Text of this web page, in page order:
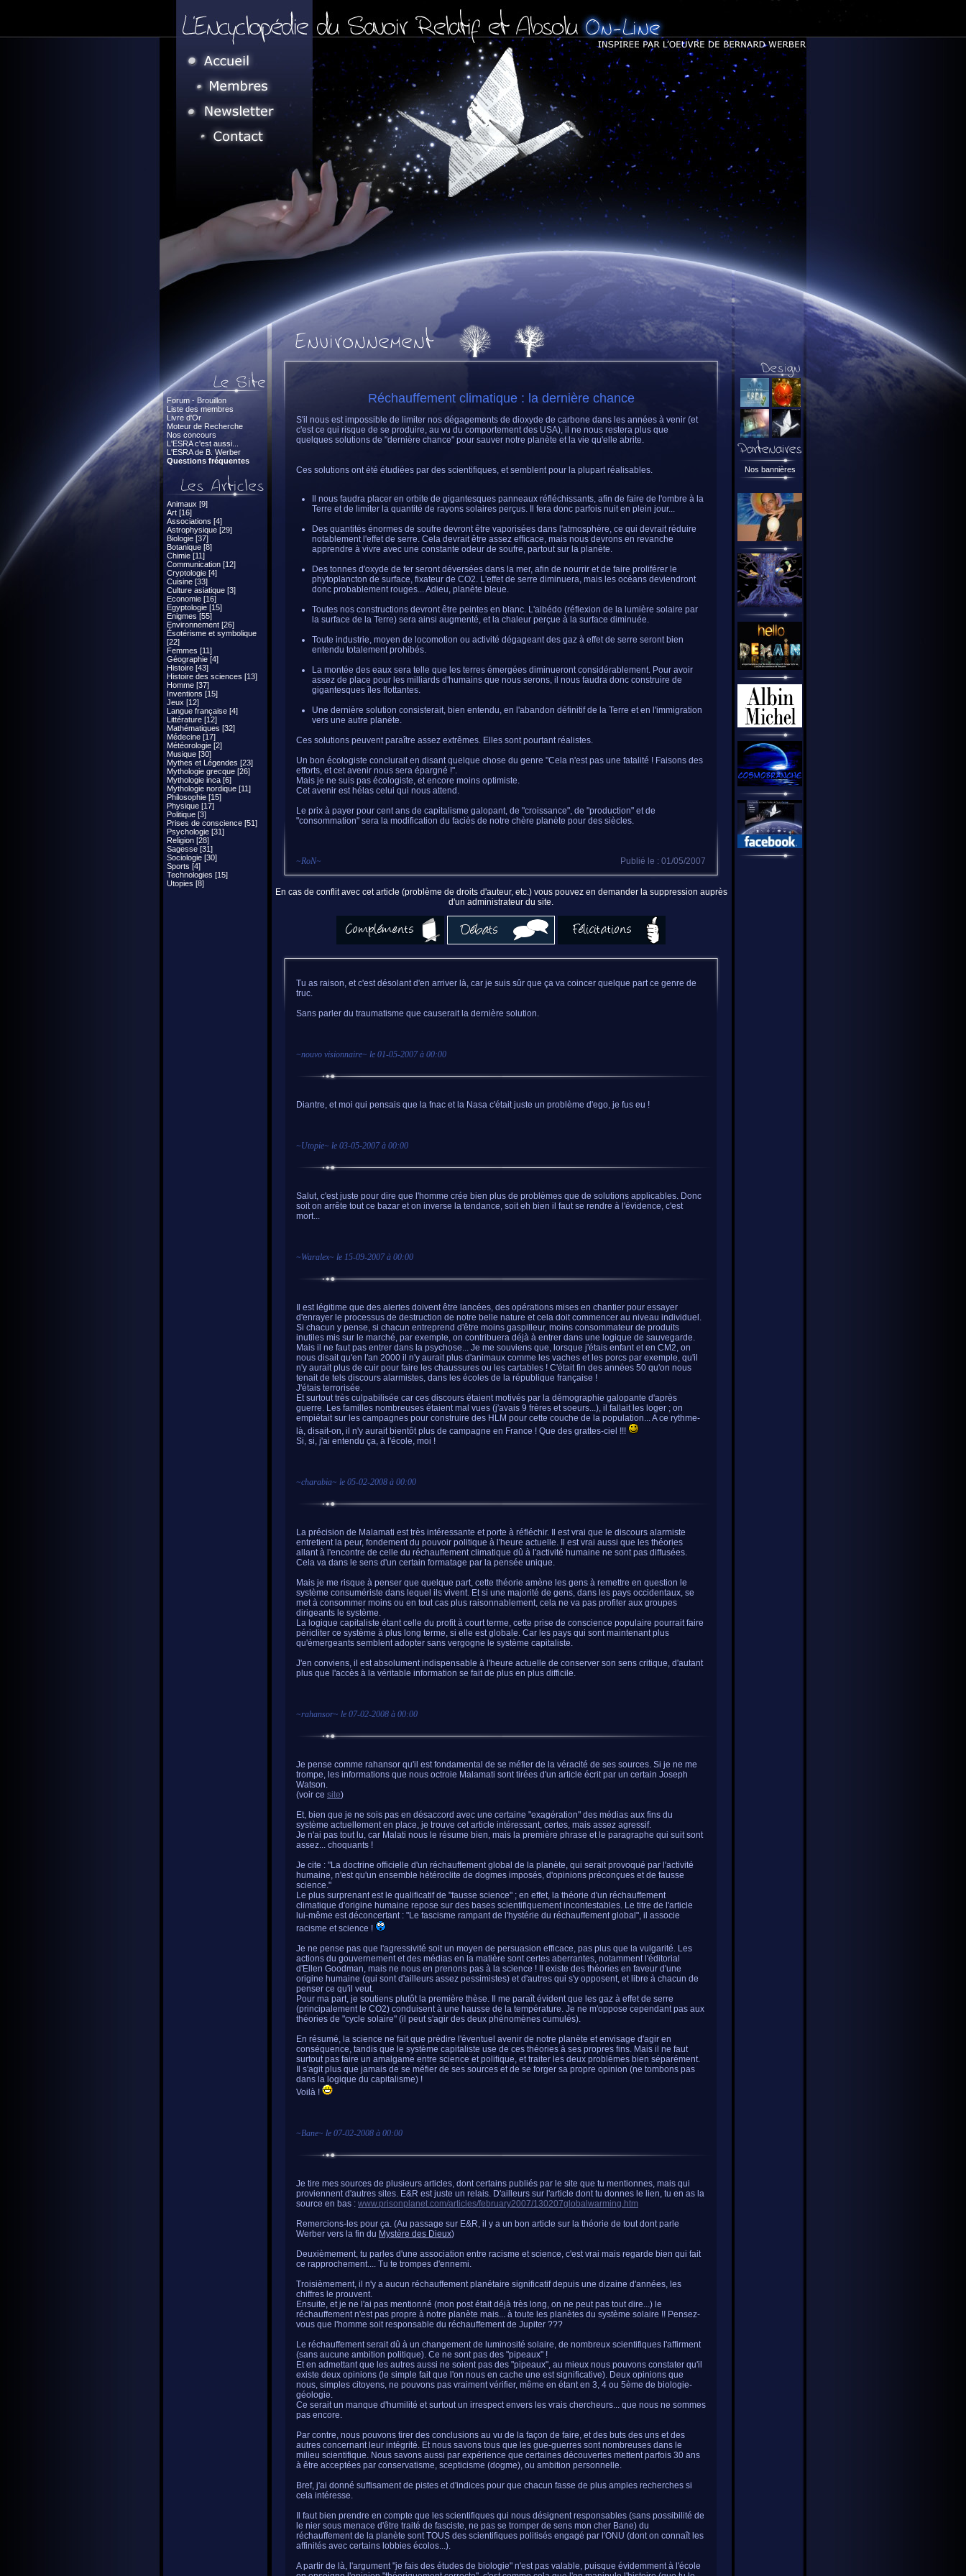
Forum - Brouillon
Liste des membres
Livre d'Or
Moteur de Recherche
Nos concours
L'ESRA c'est aussi...
L'ESRA de B. Werber
Questions fréquentes
Animaux [9]
Art [16]
Associations [4]
Astrophysique [29]
Biologie [37]
Botanique [8]
Chimie [11]
Communication [12]
Cryptologie [4]
Cuisine [33]
Culture asiatique [3]
Economie [16]
Egyptologie [15]
Enigmes [55]
Environnement [26]
Ésotérisme et symbolique
[22]
Femmes [11]
Géographie [4]
Histoire [43]
Histoire des sciences [13]
Homme [37]
Inventions [15]
Jeux [12]
Langue française [4]
Littérature [12]
Mathématiques [32]
Médecine [17]
Météorologie [2]
Musique [30]
Mythes et Légendes [23]
Mythologie grecque [26]
Mythologie inca [6]
Mythologie nordique [11]
Philosophie [15]
Physique [17]
Politique [3]
Prises de conscience [51]
Psychologie [31]
Religion [28]
Sagesse [31]
Sociologie [30]
Sports [4]
Technologies [15]
Utopies [8]
Réchauffement climatique : la dernière chance
S'il nous est impossible de limiter nos dégagements de dioxyde de carbone dans les années à venir (et
c'est ce qui risque de se produire, au vu du comportement des USA), il ne nous restera plus que
quelques solutions de "dernière chance" pour sauver notre planète et la vie qu'elle abrite.
Ces solutions ont été étudiées par des scientifiques, et semblent pour la plupart réalisables.
Il nous faudra placer en orbite de gigantesques panneaux réfléchissants, afin de faire de l'ombre à la
Terre et de limiter la quantité de rayons solaires perçus. Il fera donc parfois nuit en plein jour...
Des quantités énormes de soufre devront être vaporisées dans l'atmosphère, ce qui devrait réduire
notablement l'effet de serre. Cela devrait être assez efficace, mais nous devrons en revanche
apprendre à vivre avec une constante odeur de soufre, partout sur la planète.
Des tonnes d'oxyde de fer seront déversées dans la mer, afin de nourrir et de faire proliférer le
phytoplancton de surface, fixateur de CO2. L'effet de serre diminuera, mais les océans deviendront
donc probablement rouges... Adieu, planète bleue.
Toutes nos constructions devront être peintes en blanc. L'albédo (réflexion de la lumière solaire par
la surface de la Terre) sera ainsi augmenté, et la chaleur perçue à la surface diminuée.
Toute industrie, moyen de locomotion ou activité dégageant des gaz à effet de serre seront bien
entendu totalement prohibés.
La montée des eaux sera telle que les terres émergées diminueront considérablement. Pour avoir
assez de place pour les milliards d'humains que nous serons, il nous faudra donc construire de
gigantesques îles flottantes.
Une dernière solution consisterait, bien entendu, en l'abandon définitif de la Terre et en l'immigration
vers une autre planète.
Ces solutions peuvent paraître assez extrêmes. Elles sont pourtant réalistes.
Un bon écologiste conclurait en disant quelque chose du genre "Cela n'est pas une fatalité ! Faisons des
efforts, et cet avenir nous sera épargné !".
Mais je ne suis pas écologiste, et encore moins optimiste.
Cet avenir est hélas celui qui nous attend.
Le prix à payer pour cent ans de capitalisme galopant, de "croissance", de "production" et de
"consommation" sera la modification du faciès de notre chère planète pour des siècles.
~RoN~ Publié le : 01/05/2007
En cas de conflit avec cet article (problème de droits d'auteur, etc.) vous pouvez en demander la suppression auprès
d'un administrateur du site.
Tu as raison, et c'est désolant d'en arriver là, car je suis sûr que ça va coincer quelque part ce genre de
truc.
Sans parler du traumatisme que causerait la dernière solution.
~nouvo visionnaire~ le 01-05-2007 à 00:00
Diantre, et moi qui pensais que la fnac et la Nasa c'était juste un problème d'ego, je fus eu !
~Utopie~ le 03-05-2007 à 00:00
Salut, c'est juste pour dire que l'homme crée bien plus de problèmes que de solutions applicables. Donc
soit on arrête tout ce bazar et on inverse la tendance, soit eh bien il faut se rendre à l'évidence, c'est
mort...
~Waralex~ le 15-09-2007 à 00:00
Il est légitime que des alertes doivent être lancées, des opérations mises en chantier pour essayer
d'enrayer le processus de destruction de notre belle nature et cela doit commencer au niveau individuel.
Si chacun y pense, si chacun entreprend d'être moins gaspilleur, moins consommateur de produits
inutiles mis sur le marché, par exemple, on contribuera déjà à entrer dans une logique de sauvegarde.
Mais il ne faut pas entrer dans la psychose... Je me souviens que, lorsque j'étais enfant et en CM2, on
nous disait qu'en l'an 2000 il n'y aurait plus d'animaux comme les vaches et les porcs par exemple, qu'il
n'y aurait plus de cuir pour faire les chaussures ou les cartables ! C'était fin des années 50 qu'on nous
tenait de tels discours alarmistes, dans les écoles de la république française !
J'étais terrorisée.
Et surtout très culpabilisée car ces discours étaient motivés par la démographie galopante d'après
guerre. Les familles nombreuses étaient mal vues (j'avais 9 frères et soeurs...), il fallait les loger ; on
empiétait sur les campagnes pour construire des HLM pour cette couche de la population... A ce rythme-
là, disait-on, il n'y aurait bientôt plus de campagne en France ! Que des grattes-ciel !!!
Si, si, j'ai entendu ça, à l'école, moi !
~charabia~ le 05-02-2008 à 00:00
La précision de Malamati est très intéressante et porte à réfléchir. Il est vrai que le discours alarmiste
entretient la peur, fondement du pouvoir politique à l'heure actuelle. Il est vrai aussi que les théories
allant à l'encontre de celle du réchauffement climatique dû à l'activité humaine ne sont pas diffusées.
Cela va dans le sens d'un certain formatage par la pensée unique.
Mais je me risque à penser que quelque part, cette théorie amène les gens à remettre en question le
système consumériste dans lequel ils vivent. Et si une majorité de gens, dans les pays occidentaux, se
met à consommer moins ou en tout cas plus raisonnablement, cela ne va pas profiter aux groupes
dirigeants le système.
La logique capitaliste étant celle du profit à court terme, cette prise de conscience populaire pourrait faire
péricliter ce système à plus long terme, si elle est globale. Car les pays qui sont maintenant plus
qu'émergeants semblent adopter sans vergogne le système capitaliste.
J'en conviens, il est absolument indispensable à l'heure actuelle de conserver son sens critique, d'autant
plus que l'accès à la véritable information se fait de plus en plus difficile.
~rahansor~ le 07-02-2008 à 00:00
Je pense comme rahansor qu'il est fondamental de se méfier de la véracité de ses sources. Si je ne me
trompe, les informations que nous octroie Malamati sont tirées d'un article écrit par un certain Joseph
Watson.
(voir ce site)
Et, bien que je ne sois pas en désaccord avec une certaine "exagération" des médias aux fins du
système actuellement en place, je trouve cet article intéressant, certes, mais assez agressif.
Je n'ai pas tout lu, car Malati nous le résume bien, mais la première phrase et le paragraphe qui suit sont
assez... choquants !
Je cite : "La doctrine officielle d'un réchauffement global de la planète, qui serait provoqué par l'activité
humaine, n'est qu'un ensemble hétéroclite de dogmes imposés, d'opinions préconçues et de fausse
science."
Le plus surprenant est le qualificatif de "fausse science" ; en effet, la théorie d'un réchauffement
climatique d'origine humaine repose sur des bases scientifiquement incontestables. Le titre de l'article
lui-même est déconcertant : "Le fascisme rampant de l'hystérie du réchauffement global", il associe
racisme et science !
Je ne pense pas que l'agressivité soit un moyen de persuasion efficace, pas plus que la vulgarité. Les
actions du gouvernement et des médias en la matière sont certes aberrantes, notamment l'éditorial
d'Ellen Goodman, mais ne nous en prenons pas à la science ! Il existe des théories en faveur d'une
origine humaine (qui sont d'ailleurs assez pessimistes) et d'autres qui s'y opposent, et libre à chacun de
penser ce qu'il veut.
Pour ma part, je soutiens plutôt la première thèse. Il me paraît évident que les gaz à effet de serre
(principalement le CO2) conduisent à une hausse de la température. Je ne m'oppose cependant pas aux
théories de "cycle solaire" (il peut s'agir des deux phénomènes cumulés).
En résumé, la science ne fait que prédire l'éventuel avenir de notre planète et envisage d'agir en
conséquence, tandis que le système capitaliste use de ces théories à ses propres fins. Mais il ne faut
surtout pas faire un amalgame entre science et politique, et traiter les deux problèmes bien séparément.
Il s'agit plus que jamais de se méfier de ses sources et de se forger sa propre opinion (ne tombons pas
dans la logique du capitalisme) !
Voilà !
~Bane~ le 07-02-2008 à 00:00
Je tire mes sources de plusieurs articles, dont certains publiés par le site que tu mentionnes, mais qui
proviennent d'autres sites. E&R est juste un relais. D'ailleurs sur l'article dont tu donnes le lien, tu en as la
source en bas : www.prisonplanet.com/articles/february2007/130207globalwarming.htm
Remercions-les pour ça. (Au passage sur E&R, il y a un bon article sur la théorie de tout dont parle
Werber vers la fin du Mystère des Dieux)
Deuxièmement, tu parles d'une association entre racisme et science, c'est vrai mais regarde bien qui fait
ce rapprochement.... Tu te trompes d'ennemi.
Troisièmement, il n'y a aucun réchauffement planétaire significatif depuis une dizaine d'années, les
chiffres le prouvent.
Ensuite, et je ne l'ai pas mentionné (mon post était déjà très long, on ne peut pas tout dire...) le
réchauffement n'est pas propre à notre planète mais... à toute les planètes du système solaire !! Pensez-
vous que l'homme soit responsable du réchauffement de Jupiter ???
Le réchauffement serait dû à un changement de luminosité solaire, de nombreux scientifiques l'affirment
(sans aucune ambition politique). Ce ne sont pas des "pipeaux" !
Et en admettant que les autres aussi ne soient pas des "pipeaux", au mieux nous pouvons constater qu'il
existe deux opinions (le simple fait que l'on nous en cache une est significative). Deux opinions que
nous, simples citoyens, ne pouvons pas vraiment vérifier, même en étant en 3, 4 ou 5ème de biologie-
géologie.
Ce serait un manque d'humilité et surtout un irrespect envers les vrais chercheurs... que nous ne sommes
pas encore.
Par contre, nous pouvons tirer des conclusions au vu de la façon de faire, et des buts des uns et des
autres concernant leur intégrité. Et nous savons tous que les gue-guerres sont nombreuses dans le
milieu scientifique. Nous savons aussi par expérience que certaines découvertes mettent parfois 30 ans
à être acceptées par conservatisme, scepticisme (dogme), ou ambition personnelle.
Bref, j'ai donné suffisament de pistes et d'indices pour que chacun fasse de plus amples recherches si
cela intéresse.
Il faut bien prendre en compte que les scientifiques qui nous désignent responsables (sans possibilité de
le nier sous menace d'être traité de fasciste, ne pas se tromper de sens mon cher Bane) du
réchauffement de la planète sont TOUS des scientifiques politisés engagé par l'ONU (dont on connaît les
affinités avec certains lobbies écolos...).
A partir de là, l'argument "je fais des études de biologie" n'est pas valable, puisque évidemment à l'école
Nos bannières